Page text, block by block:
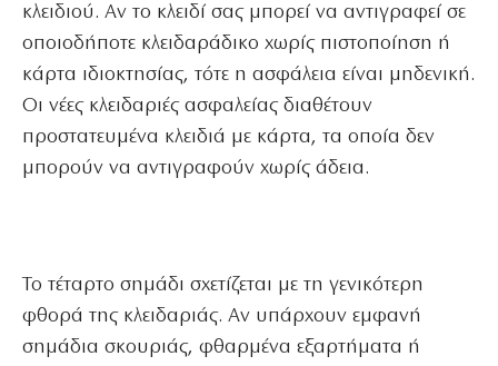
κλειδιού. Αν το κλειδί σας μπορεί να αντιγραφεί σε
οποιοδήποτε κλειδαράδικο χωρίς πιστοποίηση ή
κάρτα ιδιοκτησίας, τότε η ασφάλεια είναι μηδενική.
Οι νέες κλειδαριές ασφαλείας διαθέτουν
προστατευμένα κλειδιά με κάρτα, τα οποία δεν
μπορούν να αντιγραφούν χωρίς άδεια.
Το τέταρτο σημάδι σχετίζεται με τη γενικότερη
φθορά της κλειδαριάς. Αν υπάρχουν εμφανή
σημάδια σκουριάς, φθαρμένα εξαρτήματα ή